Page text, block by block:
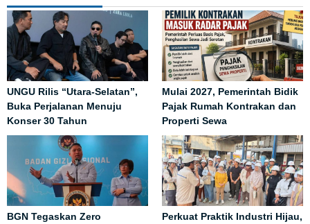
UNGU Rilis “Utara-Selatan”,
Buka Perjalanan Menuju
Konser 30 Tahun
Mulai 2027, Pemerintah Bidik
Pajak Rumah Kontrakan dan
Properti Sewa
BGN Tegaskan Zero
Perkuat Praktik Industri Hijau,